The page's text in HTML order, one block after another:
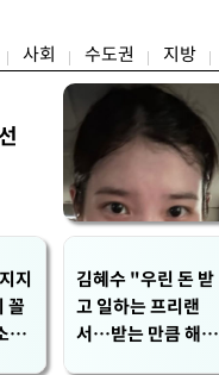
사회 수도권 지방
지
꼴
법
김혜수 "우린 돈 받
고 일하는 프리랜
서…받는 만큼 해내